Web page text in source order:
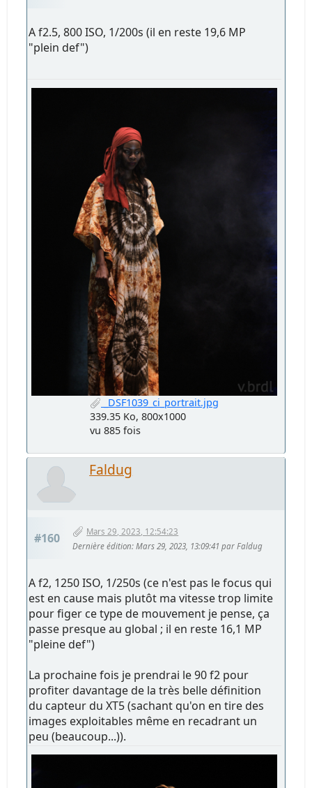
A f2.5, 800 ISO, 1/200s (il en reste 19,6 MP
"plein def")
_DSF1039_ci_portrait.jpg
339.35 Ko, 800x1000
vu 885 fois
Faldug
#160
Mars 29, 2023, 12:54:23
Dernière édition: Mars 29, 2023, 13:09:41 par Faldug
A f2, 1250 ISO, 1/250s (ce n'est pas le focus qui
est en cause mais plutôt ma vitesse trop limite
pour figer ce type de mouvement je pense, ça
passe presque au global ; il en reste 16,1 MP
"pleine def")
La prochaine fois je prendrai le 90 f2 pour
profiter davantage de la très belle définition
du capteur du XT5 (sachant qu'on en tire des
images exploitables même en recadrant un
peu (beaucoup...)).